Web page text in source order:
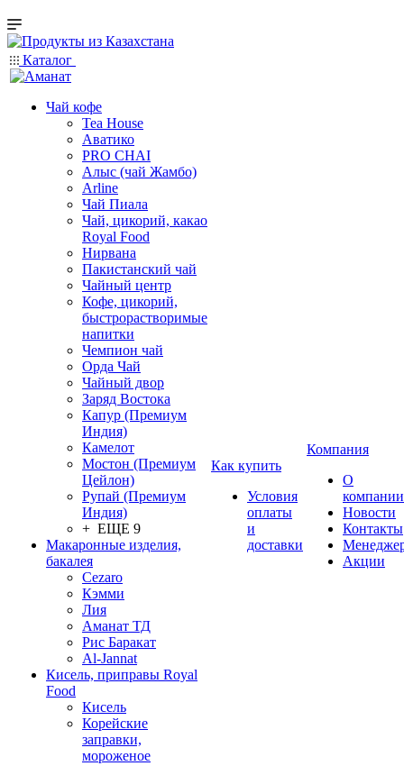
Каталог
Чай кофе
Tea House
Аватико
PRO CHAI
Алыс (чай Жамбо)
Arline
Чай Пиала
Чай, цикорий, какао
Royal Food
Нирвана
Пакистанский чай
Чайный центр
Кофе, цикорий,
быстрорастворимые
напитки
Чемпион чай
Орда Чай
Чайный двор
Заряд Востока
Капур (Премиум
Индия)
Камелот
Мостон (Премиум
Цейлон)
Рупай (Премиум
Индия)
+ ЕЩЕ 9
Макаронные изделия,
бакалея
Cezaro
Кэмми
Лия
Аманат ТД
Рис Баракат
Al-Jannat
Кисель, приправы Royal
Food
Кисель
Корейские
заправки,
мороженое
Как купить
Условия
оплаты
и
доставки
Компания
О
компании
Новости
Контакты
Акции